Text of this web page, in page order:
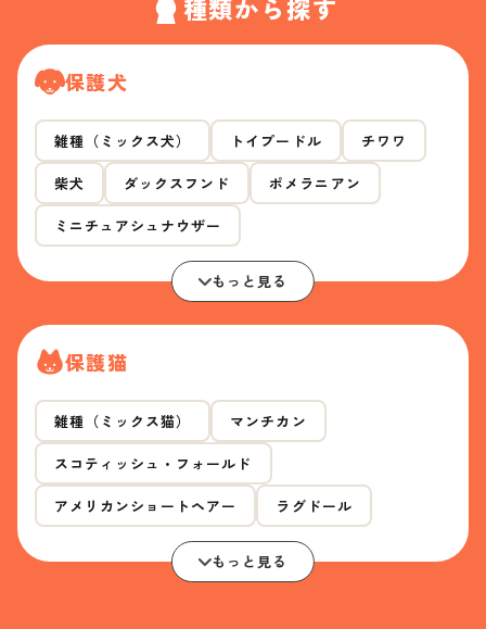
種類から探す
保護犬
雑種（ミックス犬） トイプードル チワワ
柴犬 ダックスフンド ポメラニアン
ミニチュアシュナウザー
もっと見る
保護猫
雑種（ミックス猫） マンチカン
スコティッシュ・フォールド
アメリカンショートヘアー ラグドール
もっと見る